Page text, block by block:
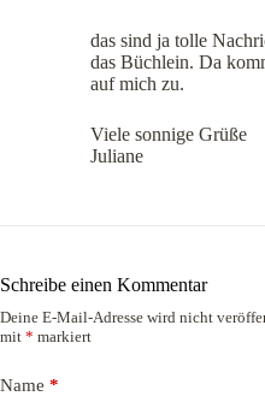
das sind ja tolle
das Büchlein. Da
auf mich zu.
Viele sonnige Grüße
Juliane
Schreibe einen Kommentar
Deine E-Mail-Adresse wird nicht
mit * markiert
Name *